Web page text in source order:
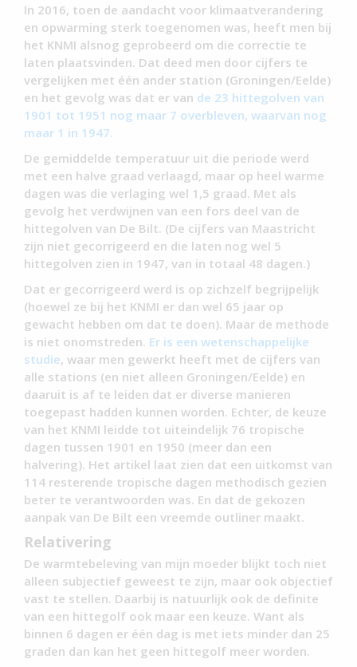
In 2016, toen de aandacht voor klimaatverandering
en opwarming sterk toegenomen was, heeft men bij
het KNMI alsnog geprobeerd om die correctie te
laten plaatsvinden. Dat deed men door cijfers te
vergelijken met één ander station (Groningen/Eelde)
en het gevolg was dat er van de 23 hittegolven van
1901 tot 1951 nog maar 7 overbleven, waarvan nog
maar 1 in 1947.
De gemiddelde temperatuur uit die periode werd
met een halve graad verlaagd, maar op heel warme
dagen was die verlaging wel 1,5 graad. Met als
gevolg het verdwijnen van een fors deel van de
hittegolven van De Bilt. (De cijfers van Maastricht
zijn niet gecorrigeerd en die laten nog wel 5
hittegolven zien in 1947, van in totaal 48 dagen.)
Dat er gecorrigeerd werd is op zichzelf begrijpelijk
(hoewel ze bij het KNMI er dan wel 65 jaar op
gewacht hebben om dat te doen). Maar de methode
is niet onomstreden. Er is een wetenschappelijke
studie, waar men gewerkt heeft met de cijfers van
alle stations (en niet alleen Groningen/Eelde) en
daaruit is af te leiden dat er diverse manieren
toegepast hadden kunnen worden. Echter, de keuze
van het KNMI leidde tot uiteindelijk 76 tropische
dagen tussen 1901 en 1950 (meer dan een
halvering). Het artikel laat zien dat een uitkomst van
114 resterende tropische dagen methodisch gezien
beter te verantwoorden was. En dat de gekozen
aanpak van De Bilt een vreemde outliner maakt.
Relativering
De warmtebeleving van mijn moeder blijkt toch niet
alleen subjectief geweest te zijn, maar ook objectief
vast te stellen. Daarbij is natuurlijk ook de definite
van een hittegolf ook maar een keuze. Want als
binnen 6 dagen er één dag is met iets minder dan 25
graden dan kan het geen hittegolf meer worden.